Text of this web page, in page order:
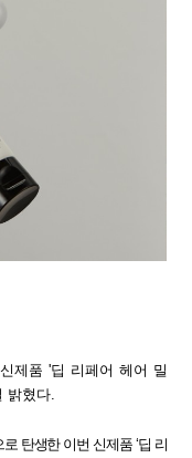
제품 '딥 리페어 헤어 밀
밝혔다.
탄생한 이번 신제품 ‘딥 리